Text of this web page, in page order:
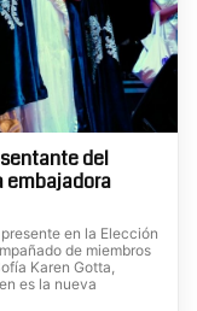
del
embajadora
en la Elección
de miembros
Karen Gotta,
es la nueva